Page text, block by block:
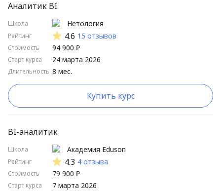
Сначала дорогие
Стартуют скоро
Школы от А до Я
Длительные курсы сначала
Короткие курсы сначала
Высокий рейтинг
Низкий рейтинг
Аналитик BI
Школа
Рейтинг
Стоимость
Старт курса
Длительность
Нетология
4.6 15 отзывов
94 900 ₽
8 мес.
24 марта 2026
Купить курс
BI-аналитик
Школа
Рейтинг
Стоимость
Старт курса
Академия Eduson
4.3 4 отзыва
79 900 ₽
7 марта 2026